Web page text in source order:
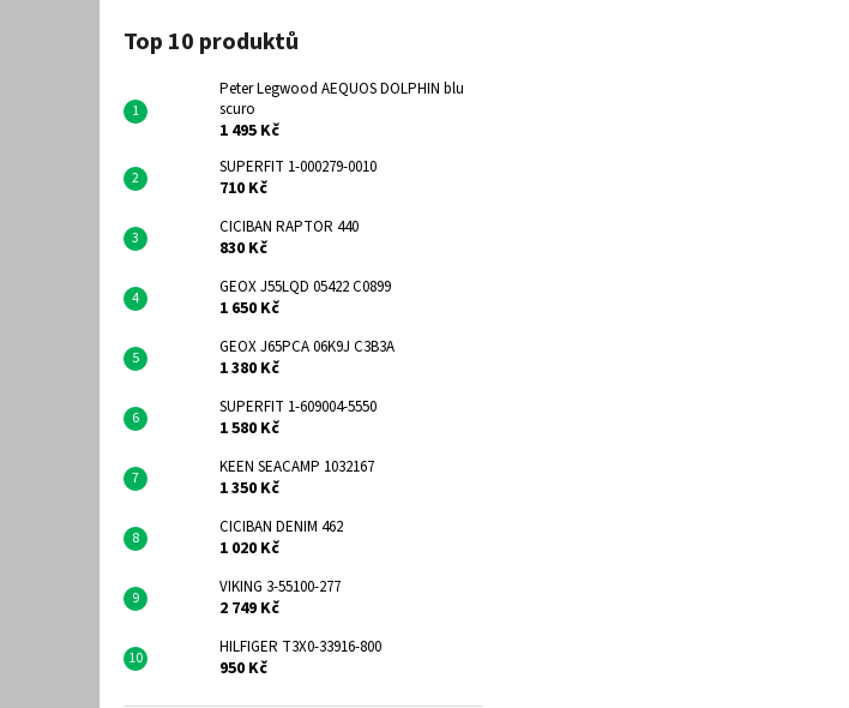
Top 10 produktů
Peter Legwood AEQUOS DOLPHIN blu
scuro
1 495 Kč
SUPERFIT 1-000279-0010
710 Kč
CICIBAN RAPTOR 440
830 Kč
GEOX J55LQD 05422 C0899
1 650 Kč
GEOX J65PCA 06K9J C3B3A
1 380 Kč
SUPERFIT 1-609004-5550
1 580 Kč
KEEN SEACAMP 1032167
1 350 Kč
CICIBAN DENIM 462
1 020 Kč
VIKING 3-55100-277
2 749 Kč
HILFIGER T3X0-33916-800
950 Kč